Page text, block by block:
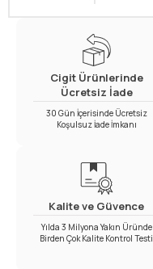
Cigit Ürünlerinde
Ücretsiz İade
30 Gün İçerisinde Ücretsiz
Koşulsuz İade İmkanı
Kalite ve Güvence
Yılda 3 Milyona Yakın Üründe
Birden Çok Kalite Kontrol Testi